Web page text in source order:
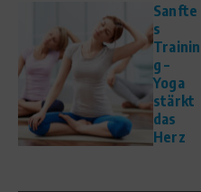
Sanfte
s
Trainin
g –
Yoga
stärkt
das
Herz